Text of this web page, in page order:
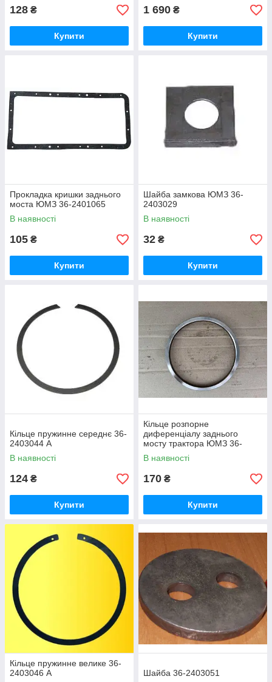
128 ₴
Купити
1 690 ₴
Купити
Прокладка кришки заднього
моста ЮМЗ 36-2401065
В наявності
105 ₴
Купити
Шайба замкова ЮМЗ 36-
2403029
В наявності
32 ₴
Купити
Кільце пружинне середнє 36-
2403044 А
В наявності
124 ₴
Купити
Кільце розпорне
диференціалу заднього
мосту трактора ЮМЗ 36-
2403045
В наявності
170 ₴
Купити
Кільце пружинне велике 36-
2403046 А
Шайба 36-2403051